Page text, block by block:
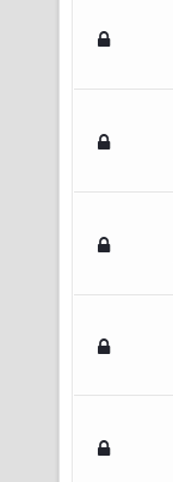
- 0 de 5 em média
45
- 0 de 5 em média
45
- 0 de 5 em média
45
- 0 de 5 em média
45
- 0 de 5 em média
45